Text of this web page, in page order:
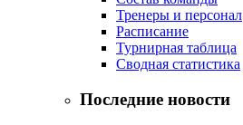
Тренеры и персонал
Расписание
Турнирная таблица
Сводная статистика
Последние новости